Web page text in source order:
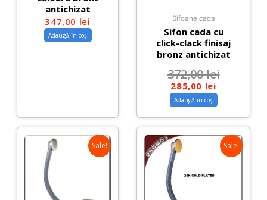
antichizat
347,00 lei
Adaugă în coș
Sifoane cada
Sifon cada cu
click-clack finisaj
bronz antichizat
372,00lei
285,00 lei
Adaugă în coș
Sale! Sale!